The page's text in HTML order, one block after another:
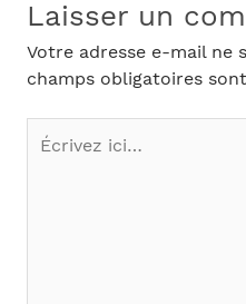
Laisser un
Votre adresse e-mail ne
champs obligatoires
Écrivez
ici…